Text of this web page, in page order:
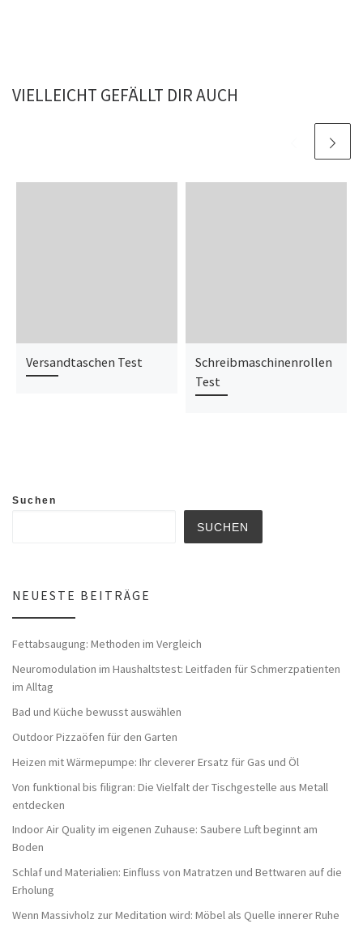
VIELLEICHT GEFÄLLT DIR AUCH
Versandtaschen Test
Schreibmaschinenrollen
Test
Suchen
SUCHEN
NEUESTE BEITRÄGE
Fettabsaugung: Methoden im Vergleich
Neuromodulation im Haushaltstest: Leitfaden für Schmerzpatienten
im Alltag
Bad und Küche bewusst auswählen
Outdoor Pizzaöfen für den Garten
Heizen mit Wärmepumpe: Ihr cleverer Ersatz für Gas und Öl
Von funktional bis filigran: Die Vielfalt der Tischgestelle aus Metall
entdecken
Indoor Air Quality im eigenen Zuhause: Saubere Luft beginnt am
Boden
Schlaf und Materialien: Einfluss von Matratzen und Bettwaren auf die
Erholung
Wenn Massivholz zur Meditation wird: Möbel als Quelle innerer Ruhe